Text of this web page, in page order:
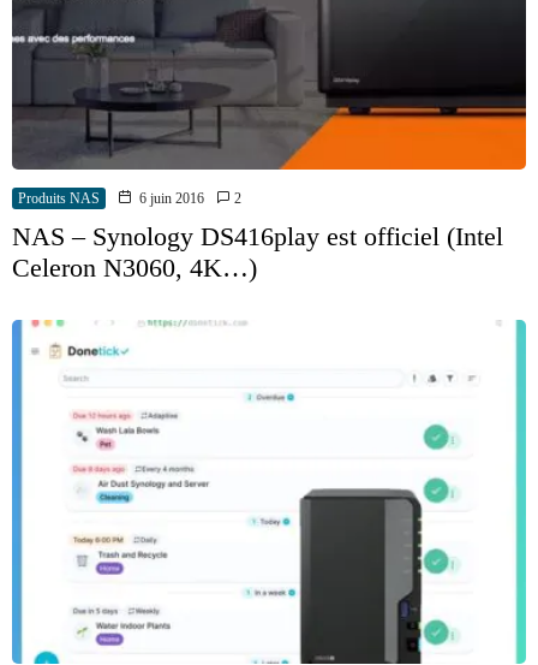
Produits NAS 6 juin 2016 2
NAS – Synology DS416play est officiel (Intel
Celeron N3060, 4K…)